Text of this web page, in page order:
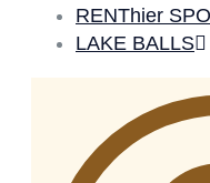
RENThier
LAKE BALLS